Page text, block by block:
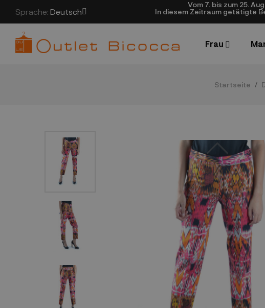
Sprache: Deutsch
Vom 7. bis zum 25.
In diesem Zeitraum getätigte
Frau
Startseite